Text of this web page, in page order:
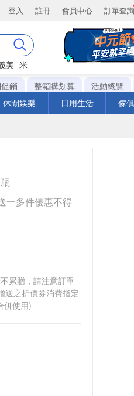
登入 註冊 會員中心 訂單查詢
美 米
銷 整箱購划算 活動總覽
休閒娛樂 日用生活 傢
一多件優惠不得
累贈，請注意訂單
送之折價券消費指定
併使用)